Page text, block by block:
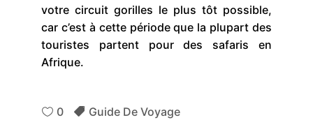
votre circuit gorilles le plus tôt possible,
car c’est à cette période que la plupart des
touristes partent pour des safaris en
Afrique.
0 Guide De Voyage